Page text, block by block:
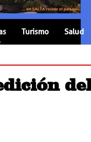
Turismo Salud